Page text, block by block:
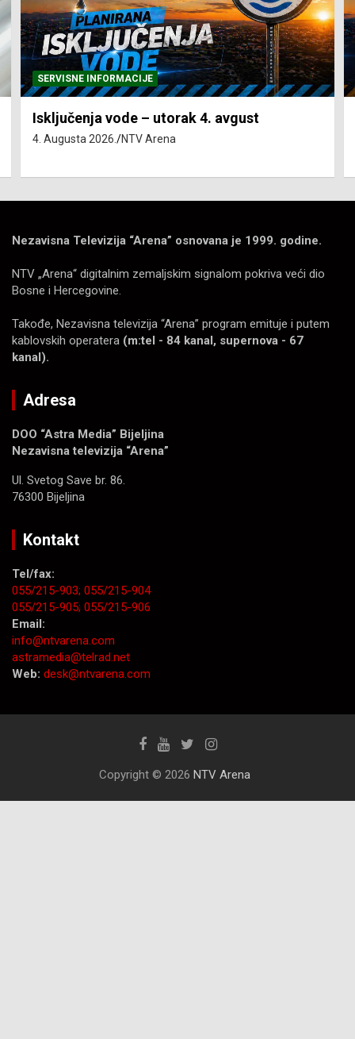
SERVISNE INFORMACIJE
Isključenja vode – utorak 4. avgust
4. Augusta 2026. NTV Arena
Nezavisna Televizija “Arena” osnovana je 1999. godine.
NTV „Arena“ digitalnim zemaljskim signalom pokriva veći dio
Bosne i Hercegovine.
Takođe, Nezavisna televizija “Arena” program emituje i putem
kablovskih operatera (m:tel - 84 kanal, supernova - 67
kanal).
Adresa
DOO “Astra Media” Bijeljina
Nezavisna televizija “Arena”
Ul. Svetog Save br. 86.
76300 Bijeljina
Kontakt
Tel/fax:
055/215-903; 055/215-904
055/215-905; 055/215-906
Email:
info@ntvarena.com
astramedia@telrad.net
Web: desk@ntvarena.com
Copyright © 2026 NTV Arena